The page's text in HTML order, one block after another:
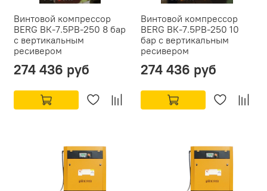
Винтовой компрессор
BERG ВК-7.5РВ-250 8 бар
с вертикальным
ресивером
274 436 руб
Винтовой компрессор
BERG ВК-7.5РВ-250 10
бар с вертикальным
ресивером
274 436 руб